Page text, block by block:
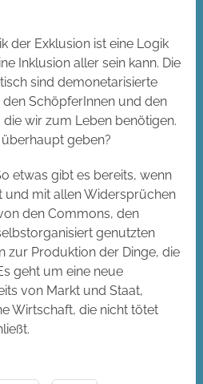
der Exklusion ist eine Logik
Inklusion aller sein kann. Die
sind demonetarisierte
SchöpferInnen und den
wir zum Leben benötigen.
geben?
etwas gibt es bereits, wenn
und mit allen Widersprüchen
den Commons, den
genutzten
zur Produktion der Dinge, die
geht um eine neue
von Markt und Staat,
Wirtschaft, die nicht tötet